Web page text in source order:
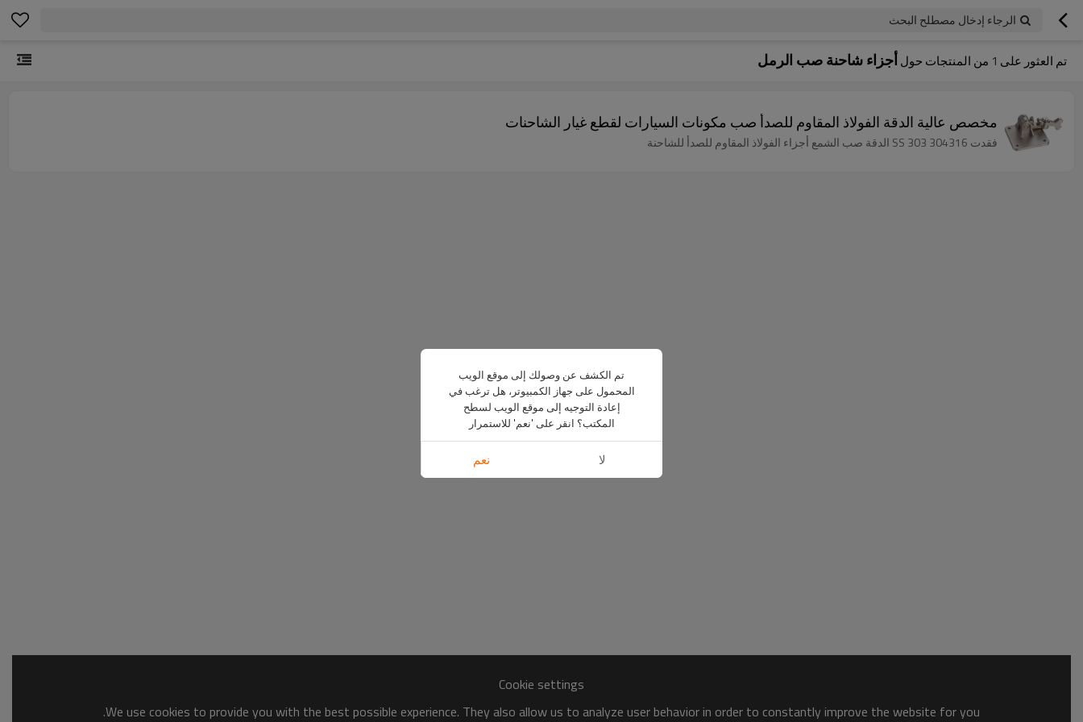
الرجاء إدخال مصطلح البحث
تم العثور على 1 من المنتجات حولأجزاء شاحنة صب الرمل
مخصص عالية الدقة الفولاذ المقاوم للصدأ صب مكونات السيارات لقطع غيار الشاحنات
فقدت SS 303 304316 الدقة صب الشمع أجزاء الفولاذ المقاوم للصدأ للشاحنة
Cookie settings
We use cookies to provide you with the best possible experience. They also allow us to analyze user behavior in order to constantly improve the website for you.
تم الكشف عن وصولك إلى موقع الويب
المحمول على جهاز الكمبيوتر، هل ترغب في
إعادة التوجيه إلى موقع الويب لسطح
المكتب؟ انقر على 'نعم' للاستمرار
لا نعم